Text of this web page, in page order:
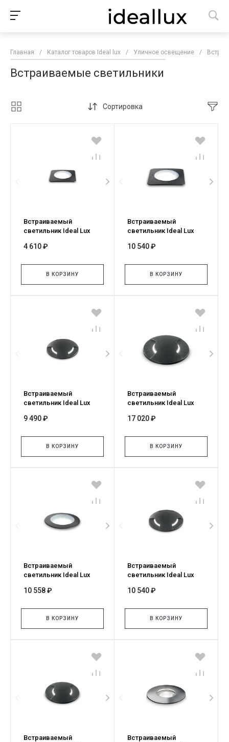
Главная / Каталог товаров Ideal lux / Уличное освещение /
Встраиваемые светильники
Сортировка
Встраиваемый
светильник Ideal Lux
WIDE 351513
4 610 ₽
В КОРЗИНУ
Встраиваемый
светильник Ideal Lux
WIDE 351537
10 540 ₽
В КОРЗИНУ
Встраиваемый
светильник Ideal Lux
TRIPLE 351575
9 490 ₽
В КОРЗИНУ
Встраиваемый
светильник Ideal Lux
DOUBLE 351568
17 020 ₽
В КОРЗИНУ
Встраиваемый
светильник Ideal Lux
WIDE 351544
10 558 ₽
В КОРЗИНУ
Встраиваемый
светильник Ideal Lux
TRIPLE 351582
10 540 ₽
В КОРЗИНУ
Встраиваемый
Встраиваемый